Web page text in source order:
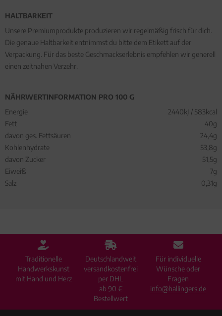
HALTBARKEIT
Unsere Premiumprodukte produzieren wir regelmäßig frisch für dich.
Die genaue Haltbarkeit entnimmst du bitte dem Etikett auf der
Verpackung. Für das beste Geschmackserlebnis empfehlen wir generell
einen zeitnahen Verzehr.
NÄHRWERTINFORMATION PRO 100 G
Energie
2440kJ / 583kcal
Fett
40g
davon ges. Fettsäuren
24,4g
Kohlenhydrate
53,8g
davon Zucker
51,5g
Eiweiß
7g
Salz
0,31g
Traditionelle
Handwerkskunst
mit Hand und Herz
Deutschlandweit
versandkostenfrei
per DHL
ab 90 €
Bestellwert
Für individuelle
Wünsche oder
Fragen
info@hallingers.de